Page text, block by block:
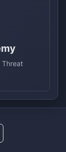
Threat